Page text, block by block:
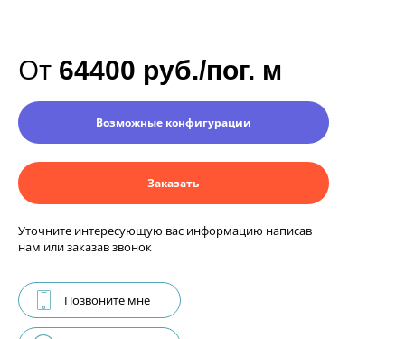
От 64400 руб./пог. м
Возможные конфигурации
Заказать
Уточните интересующую вас информацию написав
нам или заказав звонок
Позвоните мне